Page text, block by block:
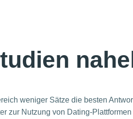
weniger Sätze die besten
zur Nutzung von Dating-